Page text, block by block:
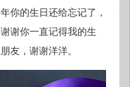
你的生日还给忘记了，
谢你一直记得我的生
友，谢谢洋洋。